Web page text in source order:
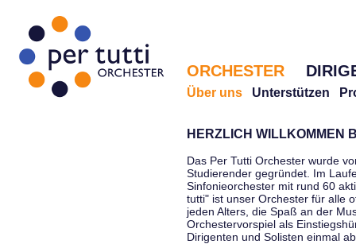
ORCHESTER
Über uns Unterstützen
HERZLICH WILLKOMMEN
Das Per Tutti Orchester wurde
Studierender gegründet. Im
Sinfonieorchester mit rund 60
tutti" ist unser Orchester für alle
jeden Alters, die Spaß an der
Orchestervorspiel als
Dirigenten und Solisten einmal